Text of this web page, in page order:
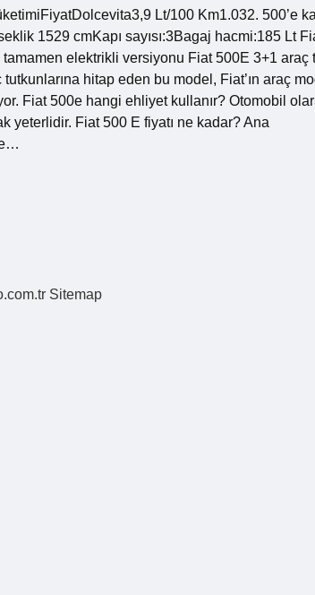
Lt/100 Km1.032. 500’e
1529 cmKapı sayısı:3Bagaj hacmi:185 Lt
elektrikli versiyonu Fiat 500E 3+1 araç
hitap eden bu model, Fiat’ın araç
Fiat 500e hangi ehliyet kullanır? Otomobil
yeterlidir. Fiat 500 E fiyatı ne kadar? Ana
Sitemap